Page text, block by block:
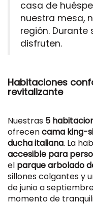
casa de
nuestra mesa,
región.
disfruten.
Habitaciones
revitalizante
Nuestras 5
ofrecencama king-
ducha italiana. La
accesible para
el parque arbolado
sillones colgantes y
de junio a
momento de